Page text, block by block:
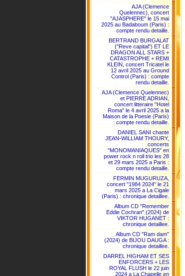
AJA (Clemence
Quelennec), concert
"AJASPHERE" le 15 mai
2025 au Badaboum (Paris) :
compte rendu detaille.
BERTRAND BURGALAT
("Reve capital") ET LE
DRAGON ALL STARS +
CATASTROPHE + REMI
KLEIN, concert Tricatel le
12 avril 2025 au Ground
Control (Paris) : compte
rendu detaille.
AJA (Clemence Quelennec)
et PIERRE ADRIAN,
concert litteraire "Hotel
Roma" le 4 avril 2025 a la
Maison de la Poesie (Paris)
: compte rendu detaille.
DANIEL SANI chante
JEAN-WILLIAM THOURY,
concerts
"MONOMANIAQUES" en
power rock n roll trio les 28
et 29 mars 2025 a Paris :
compte rendu detaille.
FERMIN MUGURUZA,
concert "1984 2024" le 21
mars 2025 a La Cigale
(Paris) : chronique detaillee.
Album CD "Remember
Eddie Cochran" (2024) de
VIKTOR HUGANET :
chronique detaillee.
Album CD "Ram dam"
(2024) de BIJOU DAUGA :
chronique detaillee.
DARREL HIGHAM ET SES
ENFORCERS + LES
ROYAL FLUSH le 22 juin
2024 a La Chapelle en